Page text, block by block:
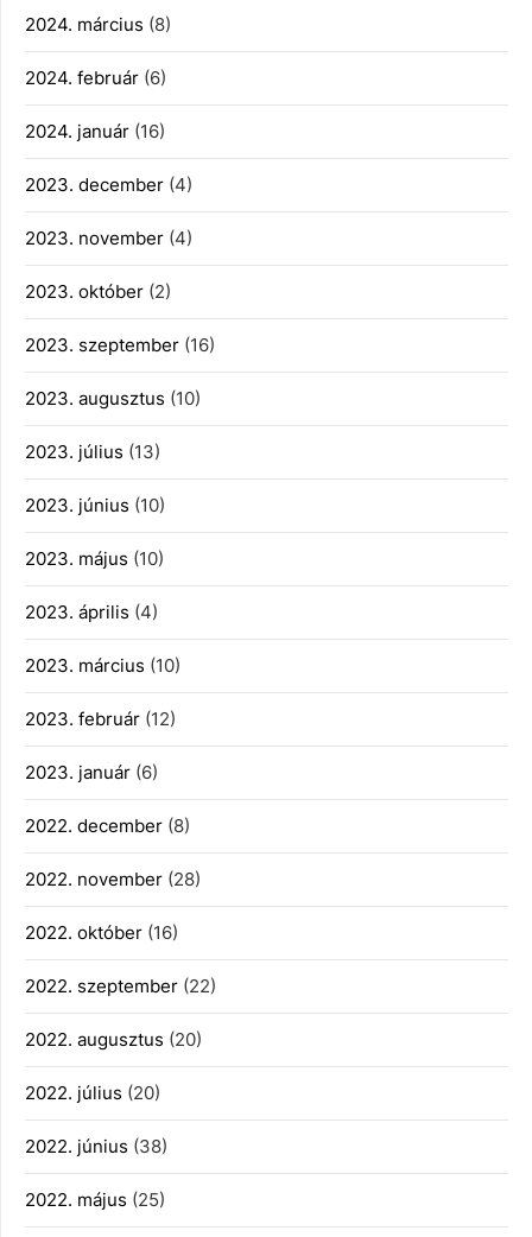
2024. március (8)
2024. február (6)
2024. január (16)
2023. december (4)
2023. november (4)
2023. október (2)
2023. szeptember (16)
2023. augusztus (10)
2023. július (13)
2023. június (10)
2023. május (10)
2023. április (4)
2023. március (10)
2023. február (12)
2023. január (6)
2022. december (8)
2022. november (28)
2022. október (16)
2022. szeptember (22)
2022. augusztus (20)
2022. július (20)
2022. június (38)
2022. május (25)